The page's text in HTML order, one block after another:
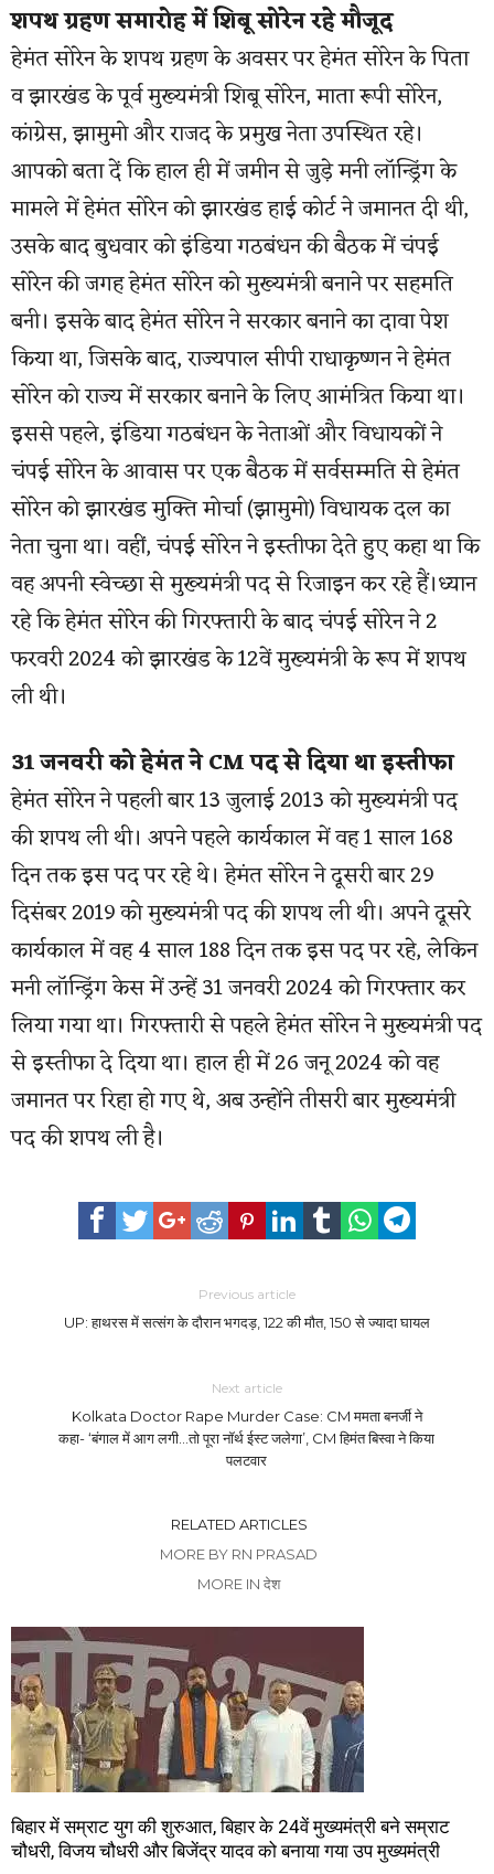
शपथ ग्रहण समारोह में शिबू सोरेन रहे मौजूद
हेमंत सोरेन के शपथ ग्रहण के अवसर पर हेमंत सोरेन के पिता
व झारखंड के पूर्व मुख्यमंत्री शिबू सोरेन, माता रूपी सोरेन,
कांग्रेस, झामुमो और राजद के प्रमुख नेता उपस्थित रहे।
आपको बता दें कि हाल ही में जमीन से जुड़े मनी लॉन्ड्रिंग के
मामले में हेमंत सोरेन को झारखंड हाई कोर्ट ने जमानत दी थी,
उसके बाद बुधवार को इंडिया गठबंधन की बैठक में चंपई
सोरेन की जगह हेमंत सोरेन को मुख्यमंत्री बनाने पर सहमति
बनी। इसके बाद हेमंत सोरेन ने सरकार बनाने का दावा पेश
किया था, जिसके बाद, राज्यपाल सीपी राधाकृष्णन ने हेमंत
सोरेन को राज्य में सरकार बनाने के लिए आमंत्रित किया था।
इससे पहले, इंडिया गठबंधन के नेताओं और विधायकों ने
चंपई सोरेन के आवास पर एक बैठक में सर्वसम्मति से हेमंत
सोरेन को झारखंड मुक्ति मोर्चा (झामुमो) विधायक दल का
नेता चुना था। वहीं, चंपई सोरेन ने इस्तीफा देते हुए कहा था कि
वह अपनी स्वेच्छा से मुख्यमंत्री पद से रिजाइन कर रहे हैं।ध्यान
रहे कि हेमंत सोरेन की गिरफ्तारी के बाद चंपई सोरेन ने 2
फरवरी 2024 को झारखंड के 12वें मुख्यमंत्री के रूप में शपथ
ली थी।
31 जनवरी को हेमंत ने CM पद से दिया था इस्तीफा
हेमंत सोरेन ने पहली बार 13 जुलाई 2013 को मुख्यमंत्री पद
की शपथ ली थी। अपने पहले कार्यकाल में वह 1 साल 168
दिन तक इस पद पर रहे थे। हेमंत सोरेन ने दूसरी बार 29
दिसंबर 2019 को मुख्यमंत्री पद की शपथ ली थी। अपने दूसरे
कार्यकाल में वह 4 साल 188 दिन तक इस पद पर रहे, लेकिन
मनी लॉन्ड्रिंग केस में उन्हें 31 जनवरी 2024 को गिरफ्तार कर
लिया गया था। गिरफ्तारी से पहले हेमंत सोरेन ने मुख्यमंत्री पद
से इस्तीफा दे दिया था। हाल ही में 26 जनू 2024 को वह
जमानत पर रिहा हो गए थे, अब उन्होंने तीसरी बार मुख्यमंत्री
पद की शपथ ली है।
Previous article
UP: हाथरस में सत्संग के दौरान भगदड़, 122 की मौत, 150 से ज्यादा घायल
Next article
Kolkata Doctor Rape Murder Case: CM ममता बनर्जी ने
कहा- ‘बंगाल में आग लगी…तो पूरा नॉर्थ ईस्ट जलेगा’, CM हिमंत बिस्वा ने किया
पलटवार
RELATED ARTICLES
MORE BY RN PRASAD
MORE IN देश
बिहार में सम्राट युग की शुरुआत, बिहार के 24वें मुख्यमंत्री बने सम्राट
चौधरी, विजय चौधरी और बिजेंद्र यादव को बनाया गया उप मुख्यमंत्री